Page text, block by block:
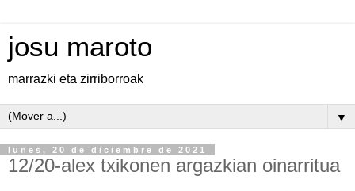
josu maroto
marrazki eta zirriborroak
▼
lunes, 20 de diciembre de 2021
12/20-alex txikonen argazkian oinarritua